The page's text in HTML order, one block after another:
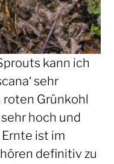
kann ich
sehr
Grünkohl
sehr hoch und
ist im
definitiv zu